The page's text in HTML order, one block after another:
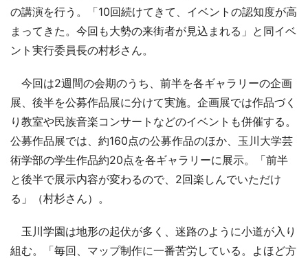
の講演を行う。「10回続けてきて、イベントの認知度が高
まってきた。今回も大勢の来街者が見込まれる」と同イベ
ント実行委員長の村杉さん。
今回は2週間の会期のうち、前半を各ギャラリーの企画
展、後半を公募作品展に分けて実施。企画展では作品づく
り教室や民族音楽コンサートなどのイベントも併催する。
公募作品展では、約160点の公募作品のほか、玉川大学芸
術学部の学生作品約20点を各ギャラリーに展示。「前半
と後半で展示内容が変わるので、2回楽しんでいただけ
る」（村杉さん）。
玉川学園は地形の起伏が多く、迷路のように小道が入り
組む。「毎回、マップ制作に一番苦労している。よほど方